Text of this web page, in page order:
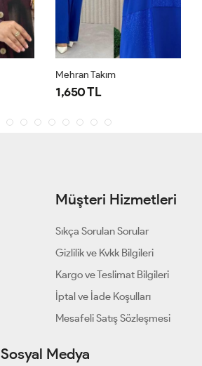
Mehran Takım
1,650 TL
Müşteri Hizmetleri
Sıkça Sorulan Sorular
Gizlilik ve Kvkk Bilgileri
Kargo ve Teslimat Bilgileri
İptal ve İade Koşulları
Mesafeli Satış Sözleşmesi
Sosyal Medya